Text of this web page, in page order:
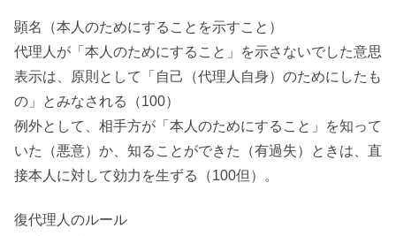
顕名（本人のためにすることを示すこと）
代理人が「本人のためにすること」を示さないでした意思
表示は、原則として「自己（代理人自身）のためにしたも
の」とみなされる（100）
例外として、相手方が「本人のためにすること」を知って
いた（悪意）か、知ることができた（有過失）ときは、直
接本人に対して効力を生ずる（100但）。
復代理人のルール